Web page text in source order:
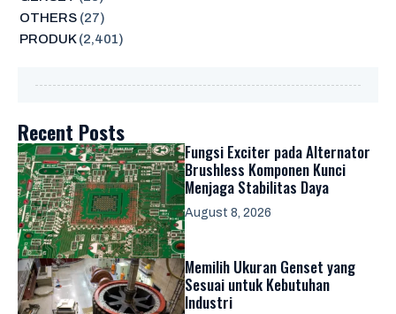
OTHERS(27)
PRODUK(2,401)
Recent Posts
Fungsi Exciter pada Alternator
Brushless Komponen Kunci
Menjaga Stabilitas Daya
August 8, 2026
Memilih Ukuran Genset yang
Sesuai untuk Kebutuhan
Industri